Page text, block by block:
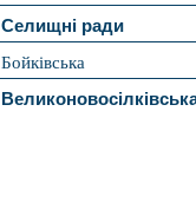
Селищні ради
Бойківська